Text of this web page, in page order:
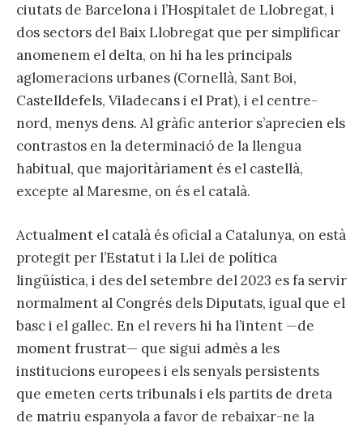
ciutats de Barcelona i l’Hospitalet de Llobregat, i
dos sectors del Baix Llobregat que per simplificar
anomenem el delta, on hi ha les principals
aglomeracions urbanes (Cornellà, Sant Boi,
Castelldefels, Viladecans i el Prat), i el centre-
nord, menys dens. Al gràfic anterior s’aprecien els
contrastos en la determinació de la llengua
habitual, que majoritàriament és el castellà,
excepte al Maresme, on és el català.
Actualment el català és oficial a Catalunya, on està
protegit per l’Estatut i la Llei de política
lingüística, i des del setembre del 2023 es fa servir
normalment al Congrés dels Diputats, igual que el
basc i el gallec. En el revers hi ha l’intent —de
moment frustrat— que sigui admès a les
institucions europees i els senyals persistents
que emeten certs tribunals i els partits de dreta
de matriu espanyola a favor de rebaixar-ne la